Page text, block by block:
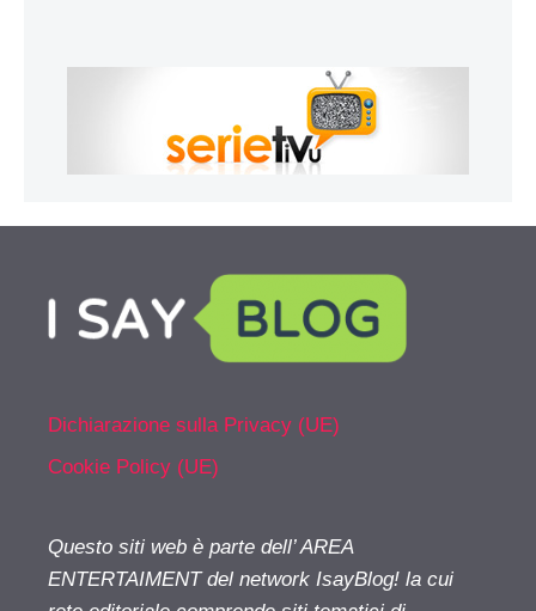
Dichiarazione sulla Privacy (UE)
Cookie Policy (UE)
Questo siti web è parte dell’ AREA
ENTERTAIMENT del network IsayBlog! la cui